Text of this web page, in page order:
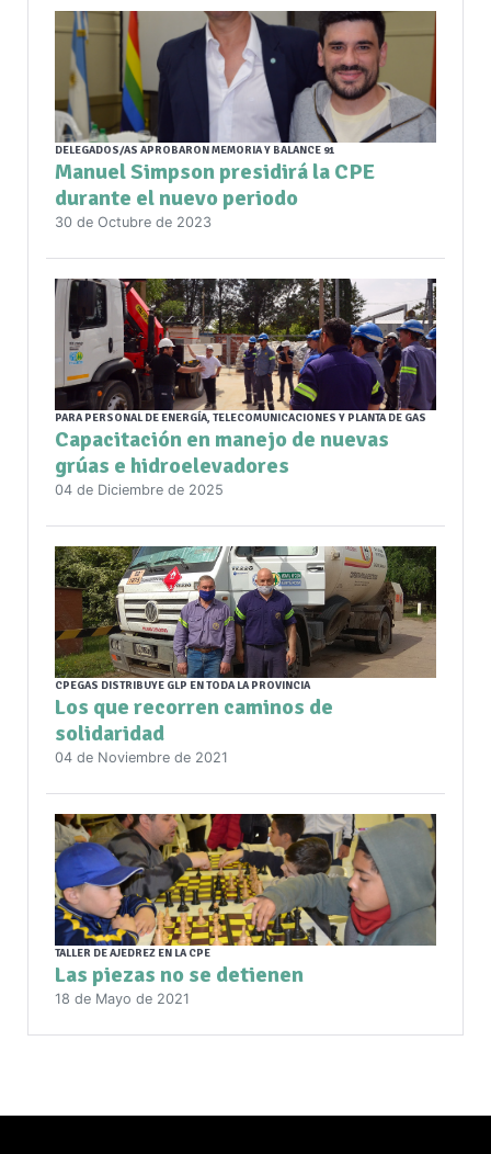
DELEGADOS/AS APROBARON MEMORIA Y BALANCE 91
Manuel Simpson presidirá la CPE
durante el nuevo periodo
30 de Octubre de 2023
PARA PERSONAL DE ENERGÍA, TELECOMUNICACIONES Y PLANTA DE GAS
Capacitación en manejo de nuevas
grúas e hidroelevadores
04 de Diciembre de 2025
CPEGAS DISTRIBUYE GLP EN TODA LA PROVINCIA
Los que recorren caminos de
solidaridad
04 de Noviembre de 2021
TALLER DE AJEDREZ EN LA CPE
Las piezas no se detienen
18 de Mayo de 2021